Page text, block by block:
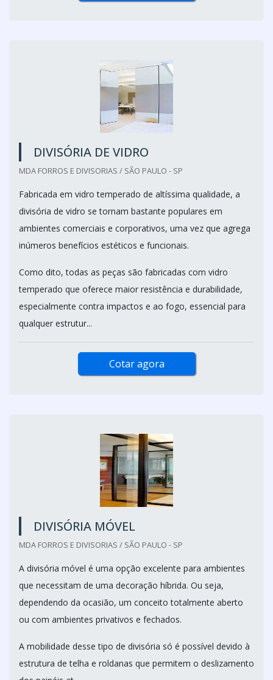
DIVISÓRIA DE VIDRO
MDA FORROS E DIVISORIAS / SÃO PAULO - SP
Fabricada em vidro temperado de altíssima qualidade, a
divisória de vidro se tornam bastante populares em
ambientes comerciais e corporativos, uma vez que agrega
inúmeros benefícios estéticos e funcionais.
Como dito, todas as peças são fabricadas com vidro
temperado que oferece maior resistência e durabilidade,
especialmente contra impactos e ao fogo, essencial para
qualquer estrutur...
Cotar agora
DIVISÓRIA MÓVEL
MDA FORROS E DIVISORIAS / SÃO PAULO - SP
A divisória móvel é uma opção excelente para ambientes
que necessitam de uma decoração híbrida. Ou seja,
dependendo da ocasião, um conceito totalmente aberto
ou com ambientes privativos e fechados.
A mobilidade desse tipo de divisória só é possível devido à
estrutura de telha e roldanas que permitem o deslizamento